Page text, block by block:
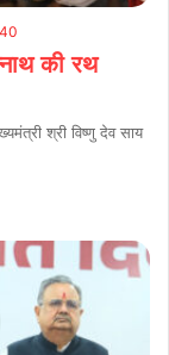
की रथ
श्री विष्णु देव साय